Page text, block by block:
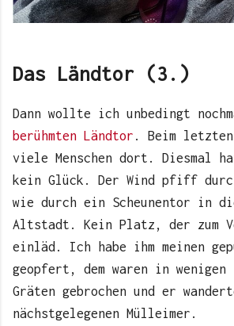
Das Ländtor (3.)
Dann wollte ich unbedingt
berühmten Ländtor . Beim letzten
viele Menschen dort. Diesmal
kein Glück. Der Wind pfiff
wie durch ein Scheunentor in
Altstadt. Kein Platz, der zum
einläd. Ich habe ihm meinen
geopfert, dem waren in wenigen
Gräten gebrochen und er
nächstgelegenen Mülleimer.